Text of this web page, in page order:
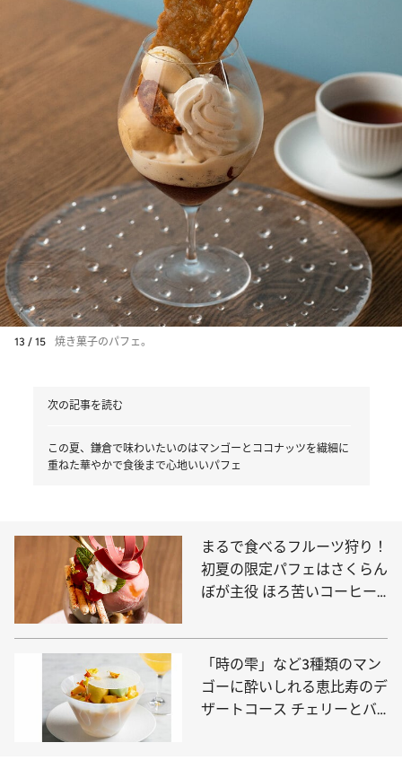
13 / 15 焼き菓子のパフェ。
次の記事を読む
この夏、鎌倉で味わいたいのはマンゴーとココナッツを繊細に
重ねた華やかで食後まで心地いいパフェ
まるで食べるフルーツ狩り！
初夏の限定パフェはさくらん
ぼが主役 ほろ苦いコーヒー
「時の雫」など3種類のマン
ゴーに酔いしれる恵比寿のデ
ザートコース チェリーとバ